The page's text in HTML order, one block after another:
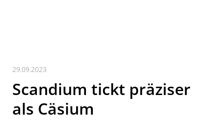
29.09.2023
Scandium tickt präziser
als Cäsium